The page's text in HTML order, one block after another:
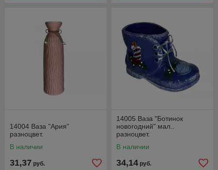
14004 Ваза "Ария"
разноцвет.
В наличии
31,37 руб.
14005 Ваза "Ботинок
новогодний" мал..
разноцвет.
В наличии
34,14 руб.